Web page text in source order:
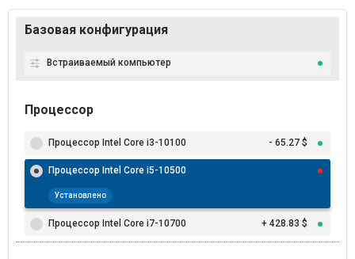
Базовая конфигурация
Встраиваемый компьютер
Процессор
Процессор Intel Core i3-10100 - 65.27 $
Процессор Intel Core i5-10500
Установлено
Процессор Intel Core i7-10700 + 428.83 $